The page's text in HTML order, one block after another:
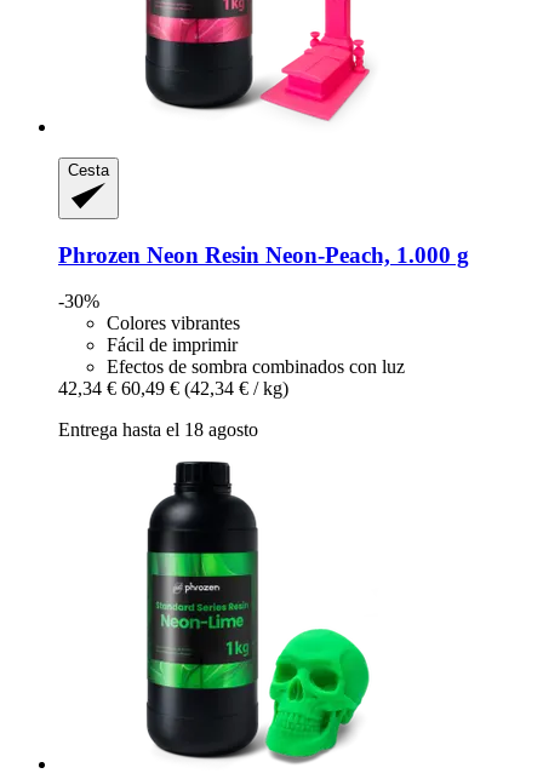
Cesta
Phrozen Neon Resin Neon-​Peach, 1.000 g
-30%
Colores vibrantes
Fácil de imprimir
Efectos de sombra combinados con luz
42,34 € 60,49 € (42,34 € / kg)
Entrega hasta el 18 agosto